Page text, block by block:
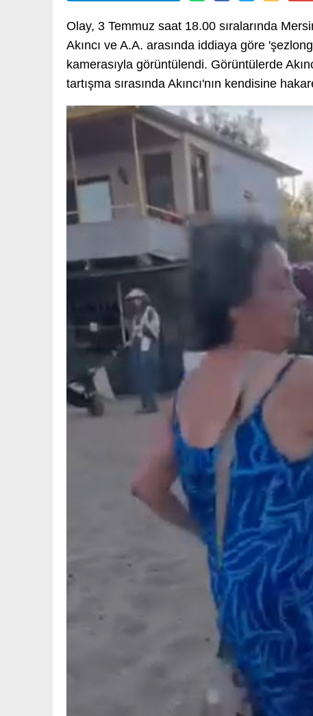
Olay, 3 Temmuz saat 18.00 sıralarında
Akıncı ve A.A. arasında iddiaya göre
kamerasıyla görüntülendi. Görüntülerde
tartışma sırasında Akıncı'nın kendisine